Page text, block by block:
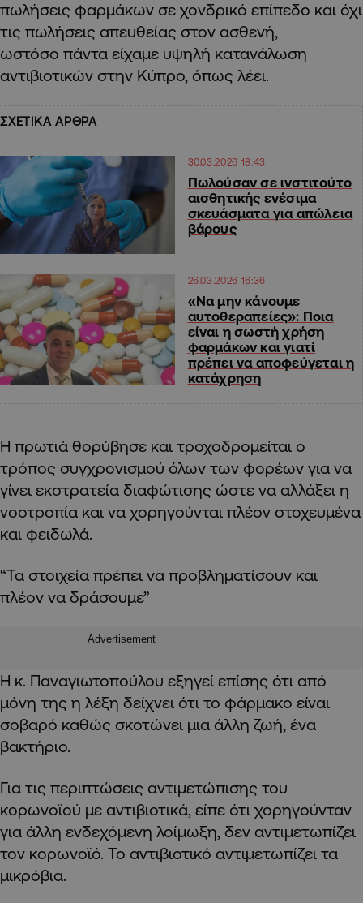
πωλήσεις φαρμάκων σε χονδρικό επίπεδο και όχι
τις πωλήσεις απευθείας στον ασθενή,
ωστόσο πάντα είχαμε υψηλή κατανάλωση
αντιβιοτικών στην Κύπρο, όπως λέει.
ΣΧΕΤΙΚΑ ΑΡΘΡΑ
30.03.2026 18:43
Πωλούσαν σε ινστιτούτο
αισθητικής ενέσιμα
σκευάσματα για απώλεια
βάρους
26.03.2026 16:36
«Να μην κάνουμε
αυτοθεραπείες»: Ποια
είναι η σωστή χρήση
φαρμάκων και γιατί
πρέπει να αποφεύγεται η
κατάχρηση
Η πρωτιά θορύβησε και τροχοδρομείται ο
τρόπος συγχρονισμού όλων των φορέων για να
γίνει εκστρατεία διαφώτισης ώστε να αλλάξει η
νοοτροπία και να χορηγούνται πλέον στοχευμένα
και φειδωλά.
“Τα στοιχεία πρέπει να προβληματίσουν και
πλέον να δράσουμε”
Advertisement
Η κ. Παναγιωτοπούλου εξηγεί επίσης ότι από
μόνη της η λέξη δείχνει ότι το φάρμακο είναι
σοβαρό καθώς σκοτώνει μια άλλη ζωή, ένα
βακτήριο.
Για τις περιπτώσεις αντιμετώπισης του
κορωνοϊού με αντιβιοτικά, είπε ότι χορηγούνταν
για άλλη ενδεχόμενη λοίμωξη, δεν αντιμετωπίζει
τον κορωνοϊό. Το αντιβιοτικό αντιμετωπίζει τα
μικρόβια.